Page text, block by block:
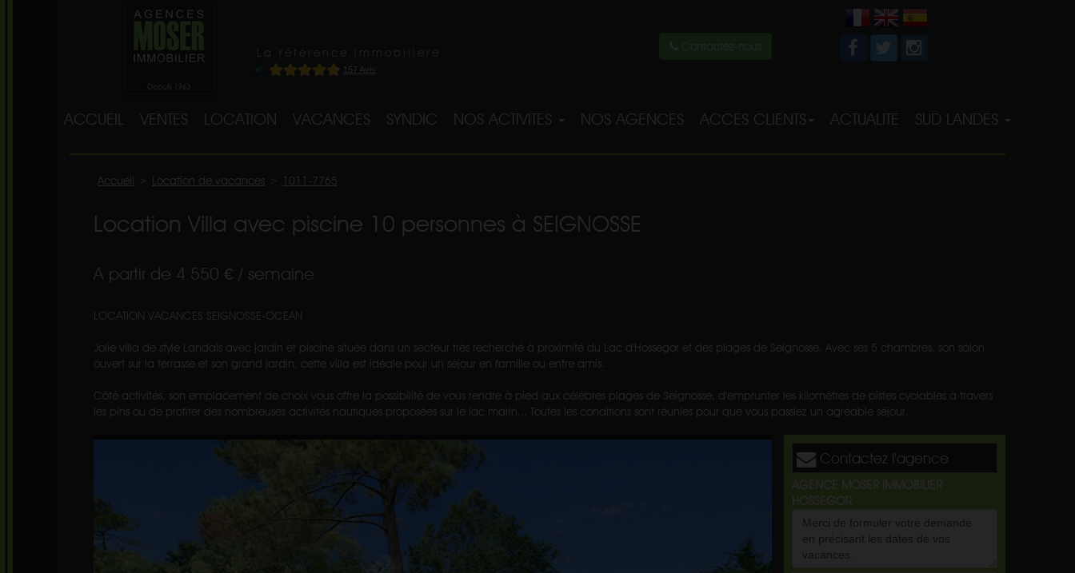
Contactez-nous
ACCUEIL VENTES LOCATION VACANCES SYNDIC NOS ACTIVITES NOS AGENCES ACCES CLIENTS ACTUALITE SUD LANDES
Accueil Location de vacances 1011-7765
Location Villa avec piscine 10 personnes à SEIGNOSSE
A partir de 4 550 € / semaine
LOCATION VACANCES SEIGNOSSE-OCEAN
Jolie villa de style Landais avec jardin et piscine située dans un secteur très recherché à proximité du Lac d'Hossegor et des plages de Seignosse. Avec ses 5 chambres, son salon
ouvert sur la terrasse et son grand jardin, cette villa est idéale pour un séjour en famille ou entre amis.
Côté activités, son emplacement de choix vous offre la possibilité de vous rendre à pied aux célèbres plages de Seignosse, d'emprunter les kilomètres de pistes cyclables à travers
les pins ou de profiter des nombreuses activités nautiques proposées sur le lac marin... Toutes les conditions sont réunies pour que vous passiez un agréable séjour.
Contactez l'agence
AGENCE MOSER IMMOBILIER
HOSSEGOR